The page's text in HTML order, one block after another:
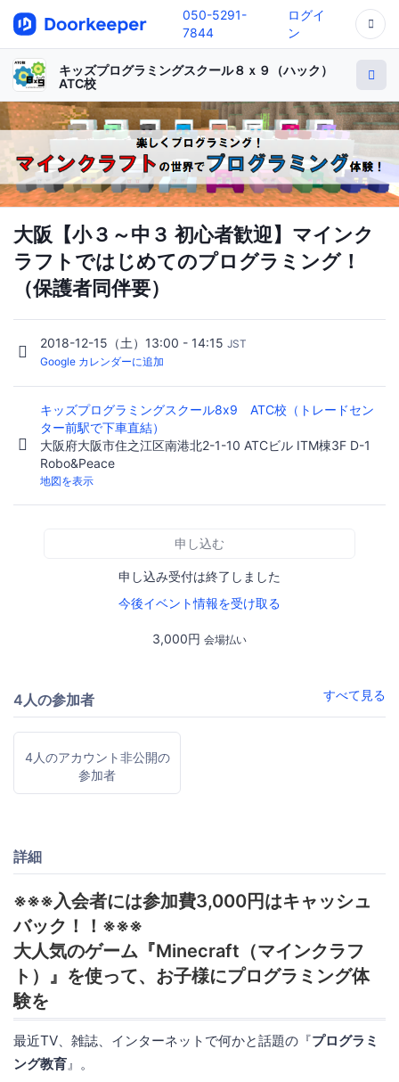
050-5291-
7844
ログイ
ン
キッズプログラミングスクール８ｘ９（ハック）
ATC校
大阪【小３～中３ 初心者歓迎】マインク
ラフトではじめてのプログラミング！
（保護者同伴要）
2018-12-15（土）13:00 - 14:15 JST
Google カレンダーに追加
キッズプログラミングスクール8x9 ATC校（トレードセン
ター前駅で下車直結）
大阪府大阪市住之江区南港北2-1-10 ATCビル ITM棟3F D-1
Robo&Peace
地図を表示
申し込む
申し込み受付は終了しました
今後イベント情報を受け取る
3,000円 会場払い
4人の参加者 すべて見る
4人のアカウント非公開の
参加者
詳細
※※※入会者には参加費3,000円はキャッシュ
バック！！※※※
大人気のゲーム『Minecraft（マインクラフ
ト）』を使って、お子様にプログラミング体
験を
最近TV、雑誌、インターネットで何かと話題の『プログラミ
ング教育』。